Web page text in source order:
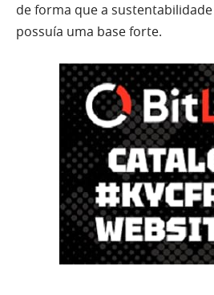
de forma que a
possuía uma base forte.